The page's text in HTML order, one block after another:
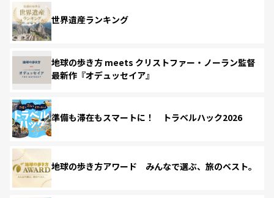
世界遺産ランキング
地球の歩き方 meets クリストファー・ノーラン監督
最新作『オデュッセイア』
準備も滞在もスマートに！ トラベルハック2026
地球の歩き方アワード みんなで選ぶ、旅のベスト。